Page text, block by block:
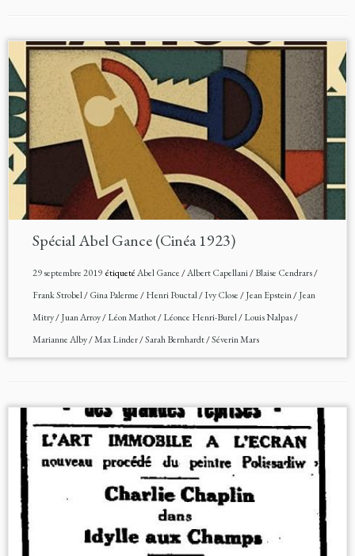
Spécial Abel Gance (Cinéa 1923)
29 septembre 2019étiquetéAbel Gance/Albert Capellani/Blaise Cendrars/
Frank Strobel/Gina Palerme/Henri Pouctal/Ivy Close/Jean Epstein/Jean
Mitry/Juan Arroy/Léon Mathot/Léonce Henri-Burel/Louis Nalpas/
Marianne Alby/Max Linder/Sarah Bernhardt/Séverin Mars